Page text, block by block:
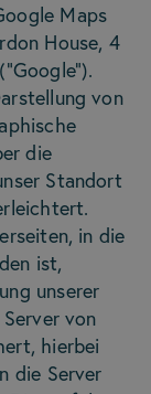
Maps
House, 4
von
die
Standort
in die
ist,
unserer
von
hierbei
die Server